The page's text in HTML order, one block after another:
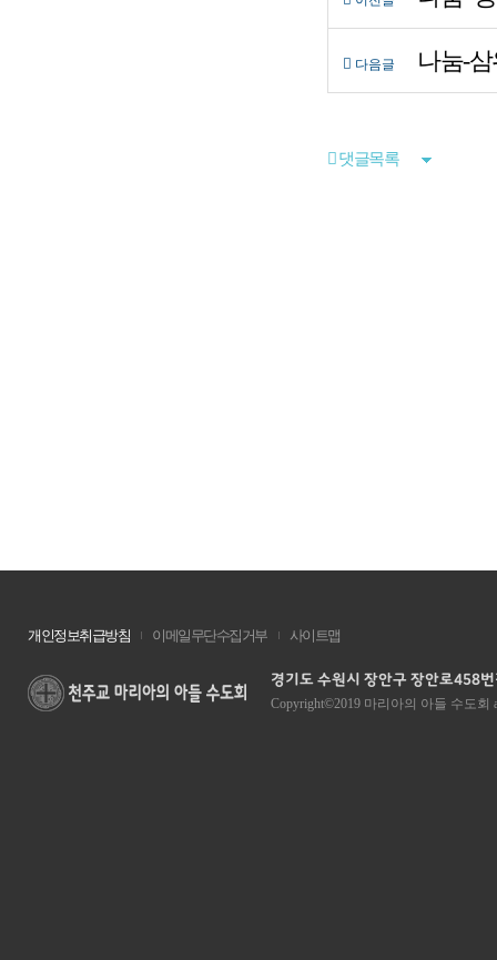
다음글 나눔-
댓글목록
개인정보취급방침 이메일무단수집거부 사이트맵
경기도 수원시 장안구 장안로458
Copyright©2019 마리아의 아들 수도회